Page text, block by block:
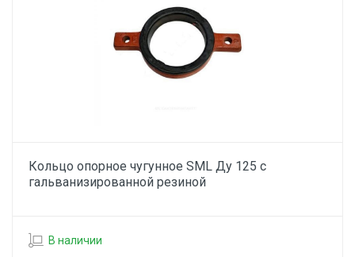
Кольцо опорное чугунное SML Ду 125 с
гальванизированной резиной
В наличии